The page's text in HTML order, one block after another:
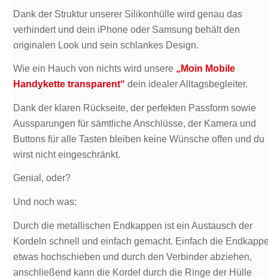
Dank der Struktur unserer Silikonhülle wird genau das
verhindert und dein iPhone oder Samsung behält den
originalen Look und sein schlankes Design.
Wie ein Hauch von nichts wird unsere „Moin Mobile
Handykette transparent“dein idealer Alltagsbegleiter.
Dank der klaren Rückseite, der perfekten Passform sowie
Aussparungen für sämtliche Anschlüsse, der Kamera und
Buttons für alle Tasten bleiben keine Wünsche offen und du
wirst nicht eingeschränkt.
Genial, oder?
Und noch was:
Durch die metallischen Endkappen ist ein Austausch der
Kordeln schnell und einfach gemacht. Einfach die
etwas hochschieben und durch den Verbinder abziehen,
anschließend kann die Kordel durch die Ringe der Hülle